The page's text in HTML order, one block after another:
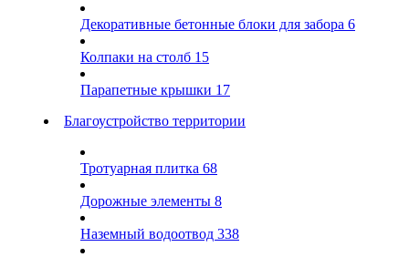
Декоративные бетонные блоки для забора 6
Колпаки на столб 15
Парапетные крышки 17
Благоустройство территории
Тротуарная плитка 68
Дорожные элементы 8
Наземный водоотвод 338